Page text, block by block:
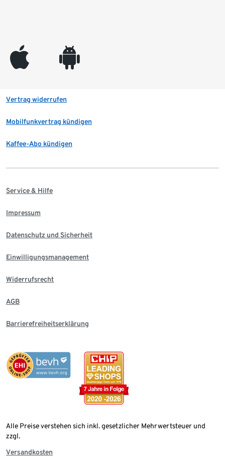
appleinc android
Vertrag widerrufen
Mobilfunkvertrag kündigen
Kaffee-Abo kündigen
Service & Hilfe
Impressum
Datenschutz und Sicherheit
Einwilligungsmanagement
Widerrufsrecht
AGB
Barrierefreiheitserklärung
Alle Preise verstehen sich inkl. gesetzlicher Mehrwertsteuer und
zzgl.
Versandkosten